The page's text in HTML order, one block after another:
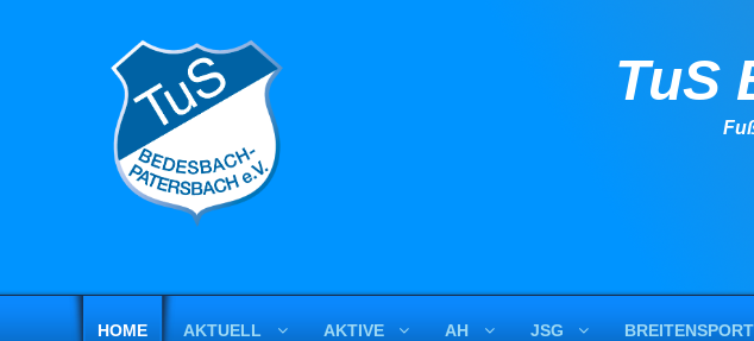
TuS
HOME AKTUELL AKTIVE AH JSG BREITENSPORT